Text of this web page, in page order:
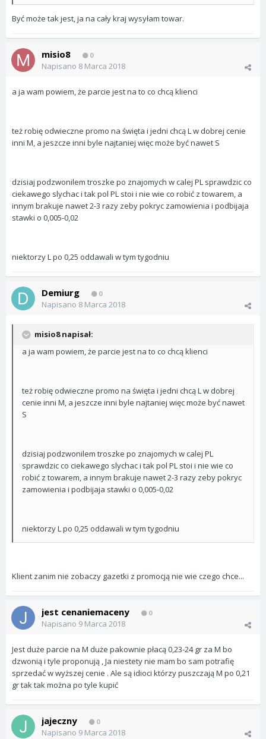
Być może tak jest, ja na cały kraj wysyłam towar.
misio8 0
Napisano 8 Marca 2018
a ja wam powiem, że parcie jest na to co chcą klienci
też robię odwieczne promo na święta i jedni chcą L w dobrej cenie
inni M, a jeszcze inni byle najtaniej więc może być nawet S
dzisiaj podzwonilem troszke po znajomych w calej PL sprawdzic co
ciekawego slychac i tak pol PL stoi i nie wie co robić z towarem, a
innym brakuje nawet 2-3 razy zeby pokryc zamowienia i podbijaja
stawki o 0,005-0,02
niektorzy L po 0,25 oddawali w tym tygodniu
Demiurg 0
Napisano 8 Marca 2018
misio8 napisał:
a ja wam powiem, że parcie jest na to co chcą klienci
też robię odwieczne promo na święta i jedni chcą L w dobrej
cenie inni M, a jeszcze inni byle najtaniej więc może być nawet
S
dzisiaj podzwonilem troszke po znajomych w calej PL
sprawdzic co ciekawego slychac i tak pol PL stoi i nie wie co
robić z towarem, a innym brakuje nawet 2-3 razy zeby pokryc
zamowienia i podbijaja stawki o 0,005-0,02
niektorzy L po 0,25 oddawali w tym tygodniu
Klient zanim nie zobaczy gazetki z promocją nie wie czego chce...
jest cenaniemaceny 0
Napisano 9 Marca 2018
Jest duże parcie na M duże pakownie płacą 0,23-24 gr za M bo
dzwonią i tyle proponują , Ja niestety nie mam bo sam potrafię
sprzedać w wyższej cenie . Ale są idioci którzy puszczają M po 0,21
gr tak tak można po tyle kupić
jajeczny 0
Napisano 9 Marca 2018